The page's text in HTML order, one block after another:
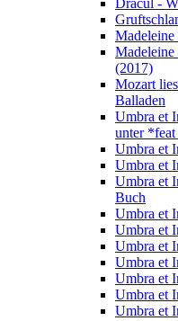
Dracul -
(2017)
Mozart
Balladen
Umbra et
unter
Umbra et
Umbra et
Umbra et
Buch
Umbra et
Umbra et
Umbra et
Umbra et
Umbra et
Umbra et
Umbra et